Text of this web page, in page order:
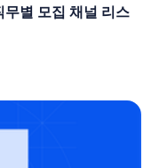
별 모집 채널 리스